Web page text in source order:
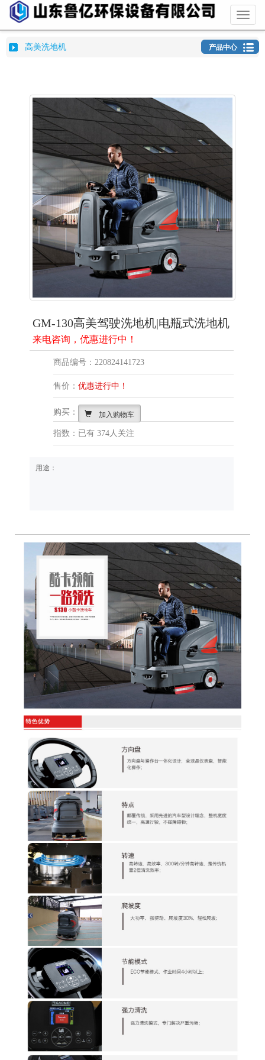
Toggle
高美洗地机 产品中心
GM-130高美驾驶洗地机|电瓶式洗地机
来电咨询，优惠进行中！
商品编号：220824141723
售价： 优惠进行中！
购买： 加入购物车
指数：已有 374人关注
用途：